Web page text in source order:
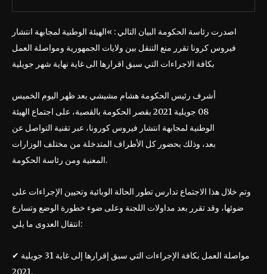
اصدرت رئاسة الحكومة البيان التالي : »الهيئة الوطنية لمجابهة انتشار
فيروس كرونا تقرر منع التنقل بين ولايات الجمهورية ومواصلة العمل
بكافة الاجراءات التي سبق اقرارها الى غاية نهاية شهر جويلية
أشرف رئيس الحكومة هشام مشيشي بعد ظهر اليوم الخميس
08 جويلية 2021 بقصر الحكومة بالقصبة، على اجتماع الهيئة
الوطنية لمجابهة انتشار فيروس كورونا، عبر تقنية التواصل عن
بعد، وذلك بحضور كل الأطراف المتدخلة من مختلف الوزارات
المعنية ومن رئاسة الحكومة.
وتم خلال هذا الاجتماع تدارس تطور الحالة الوبائية وتحيين الإجراءات على
ضوئها، وقد تقرر بعد مداولات اللجنة وعلى ضوء خطورة الوضع وتسارع
انتقال العدوى ما يلي:
✔ مواصلة العمل بكافة الإجراءات التي سبق إقرارها إلى غاية 31 جويلية
2021.